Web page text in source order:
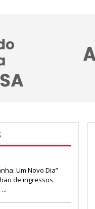
Um Novo Dia”
de ingressos